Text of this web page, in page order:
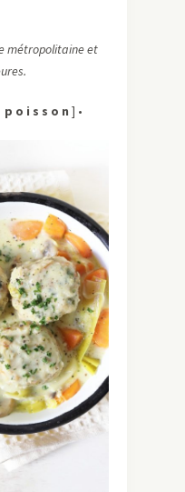
métropolitaine et
p o i s s o n ] •